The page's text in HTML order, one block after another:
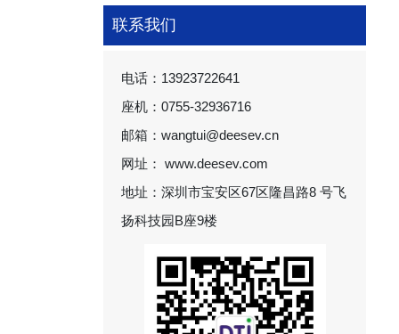
联系我们
电话：13923722641
座机：0755-32936716
邮箱：wangtui@deesev.cn
网址： www.deesev.com
地址：深圳市宝安区67区隆昌路8 号飞
扬科技园B座9楼